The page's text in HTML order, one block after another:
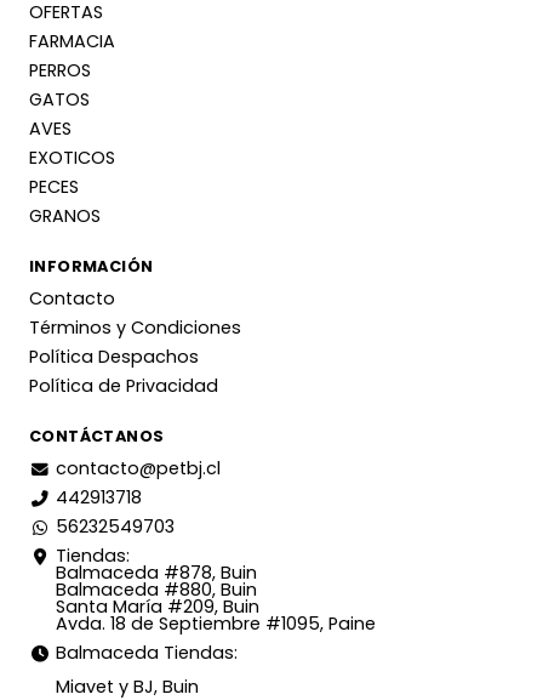
OFERTAS
FARMACIA
PERROS
GATOS
AVES
EXOTICOS
PECES
GRANOS
INFORMACIÓN
Contacto
Términos y Condiciones
Política Despachos
Política de Privacidad
CONTÁCTANOS
contacto@petbj.cl
442913718
56232549703
Tiendas:
Balmaceda #878, Buin
Balmaceda #880, Buin
Santa María #209, Buin
Avda. 18 de Septiembre #1095, Paine
Balmaceda Tiendas:
Miavet y BJ, Buin